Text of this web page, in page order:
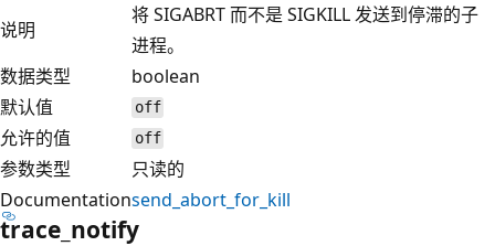
说明
将 SIGABRT 而不是 SIGKILL 发送到停滞的子
进程。
数据类型
boolean
默认值
off
允许的值 off
参数类型
只读的
Documentationsend_abort_for_kill
trace_notify